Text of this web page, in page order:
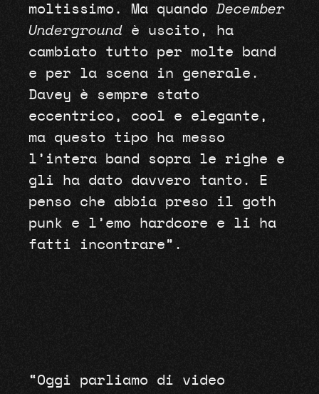
moltissimo. Ma quando December
Undergroundè uscito, ha
cambiato tutto per molte band
e per la scena in generale.
Davey è sempre stato
eccentrico, cool e elegante,
ma questo tipo ha messo
l’intera band sopra le righe e
gli ha dato davvero tanto. E
penso che abbia preso il goth
punk e l’emo hardcore e li ha
fatti incontrare”.
“Oggi parliamo di video